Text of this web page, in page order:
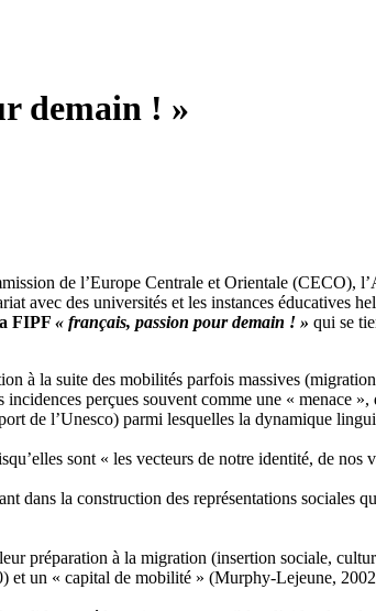
demain ! »
de l’Europe Centrale et Orientale (CECO),
avec des universités et les instances éducatives
FIPF « français, passion pour demain ! » qui se
à la suite des mobilités parfois massives
perçues souvent comme une « menace »,
de l’Unesco) parmi lesquelles la dynamique
sont « les vecteurs de notre identité, de nos
dans la construction des représentations sociales
préparation à la migration (insertion sociale,
un « capital de mobilité » (Murphy-Lejeune,